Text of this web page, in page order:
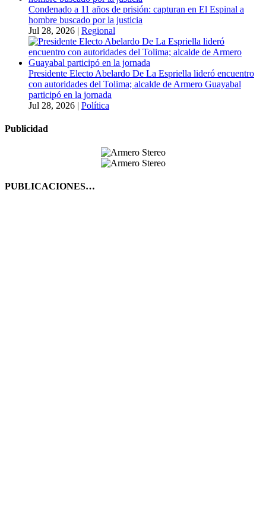
Condenado a 11 años de prisión: capturan en El Espinal a
hombre buscado por la justicia
Jul 28, 2026 | Regional
Presidente Electo Abelardo De La Espriella lideró encuentro
con autoridades del Tolima; alcalde de Armero Guayabal
participó en la jornada
Jul 28, 2026 | Política
Publicidad
PUBLICACIONES…